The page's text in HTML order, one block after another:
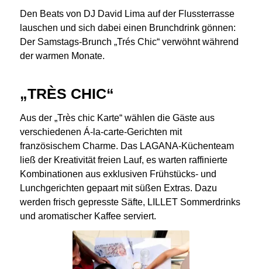
Den Beats von DJ David Lima auf der Flussterrasse
lauschen und sich dabei einen Brunchdrink gönnen:
Der Samstags-Brunch „Trés Chic“ verwöhnt während
der warmen Monate.
„TRÈS CHIC“
Aus der „Très chic Karte“ wählen die Gäste aus
verschiedenen Á-la-carte-Gerichten mit
französischem Charme. Das LAGANA-Küchenteam
ließ der Kreativität freien Lauf, es warten raffinierte
Kombinationen aus exklusiven Frühstücks- und
Lunchgerichten gepaart mit süßen Extras. Dazu
werden frisch gepresste Säfte, LILLET Sommerdrinks
und aromatischer Kaffee serviert.